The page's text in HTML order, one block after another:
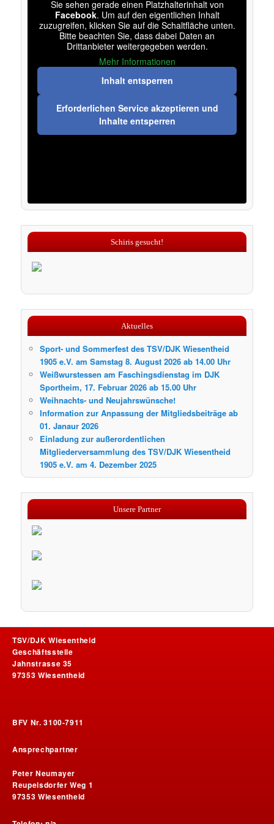
Sie sehen gerade einen Platzhalterinhalt von
Facebook. Um auf den eigentlichen Inhalt
zuzugreifen, klicken Sie auf die Schaltfläche unten.
Bitte beachten Sie, dass dabei Daten an
Drittanbieter weitergegeben werden.
Mehr Informationen
Inhalt entsperren
Erforderlichen Service akzeptieren und
Inhalte entsperren
Schiris gesucht!
Aktuelles
Sport- und Sommerfest des TSV/DJK Wiesentheid
1905 e.V. am Samstag 8. August 2026 ab 14.00 Uhr
Weißwurstessen am Faschingsdienstag im DJK
Sportheim, 17. Februar 2026 ab 15.00 Uhr
Weihnachts- und Neujahrswünsche!
Information zur Anpassung der Mitgliedsbeiträge ab
01. Janaur 2026
Einladung zur außerordentlichen
Mitgliederversammlung des TSV/DJK Wiesentheid
1905 e.V. am 4. Dezember 2025
Unsere Partner
TSV/DJK Wiesentheid
Geschäftsstelle
Jahnstrasse 35
97353 Wiesentheid
BFV Nr. 3100-7911
Ansprechpartner
Peter Neumayer
Reupelsdorfer Weg 1
97353 Wiesentheid